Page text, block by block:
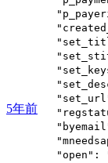
"open":
5年前